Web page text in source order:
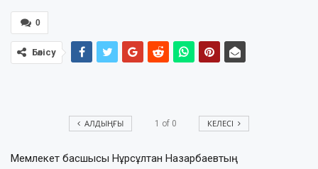
0
Бөлісу
АЛДЫҢҒЫ 1 of 0 КЕЛЕСІ
Мемлекет басшысы Нұрсұлтан Назарбаевтың